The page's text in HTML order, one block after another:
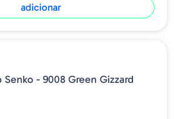
adicionar
Senko - 9008 Green Gizzard